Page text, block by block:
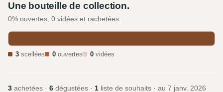
Une bouteille de collection.
0% ouvertes, 0 vidées et rachetées.
3 scellées 0 ouvertes 0 vidées
3 achetées · 6 dégustées · 1 liste de souhaits · au 7 janv. 2026